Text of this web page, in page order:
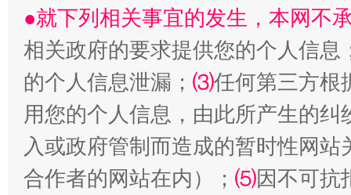
揭批美国五大"原罪" "
●就下列相关事宜的发生，本网不
相关政府的要求提供您的个人信息
的个人信息泄漏； ⑶任何第三方根
用您的个人信息，由此所产生的纠
入或政府管制而造成的暂时性网
合作者的网站在内）； ⑸因不可抗